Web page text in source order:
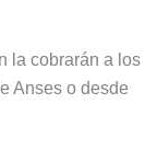
la cobrarán a los
Anses o desde